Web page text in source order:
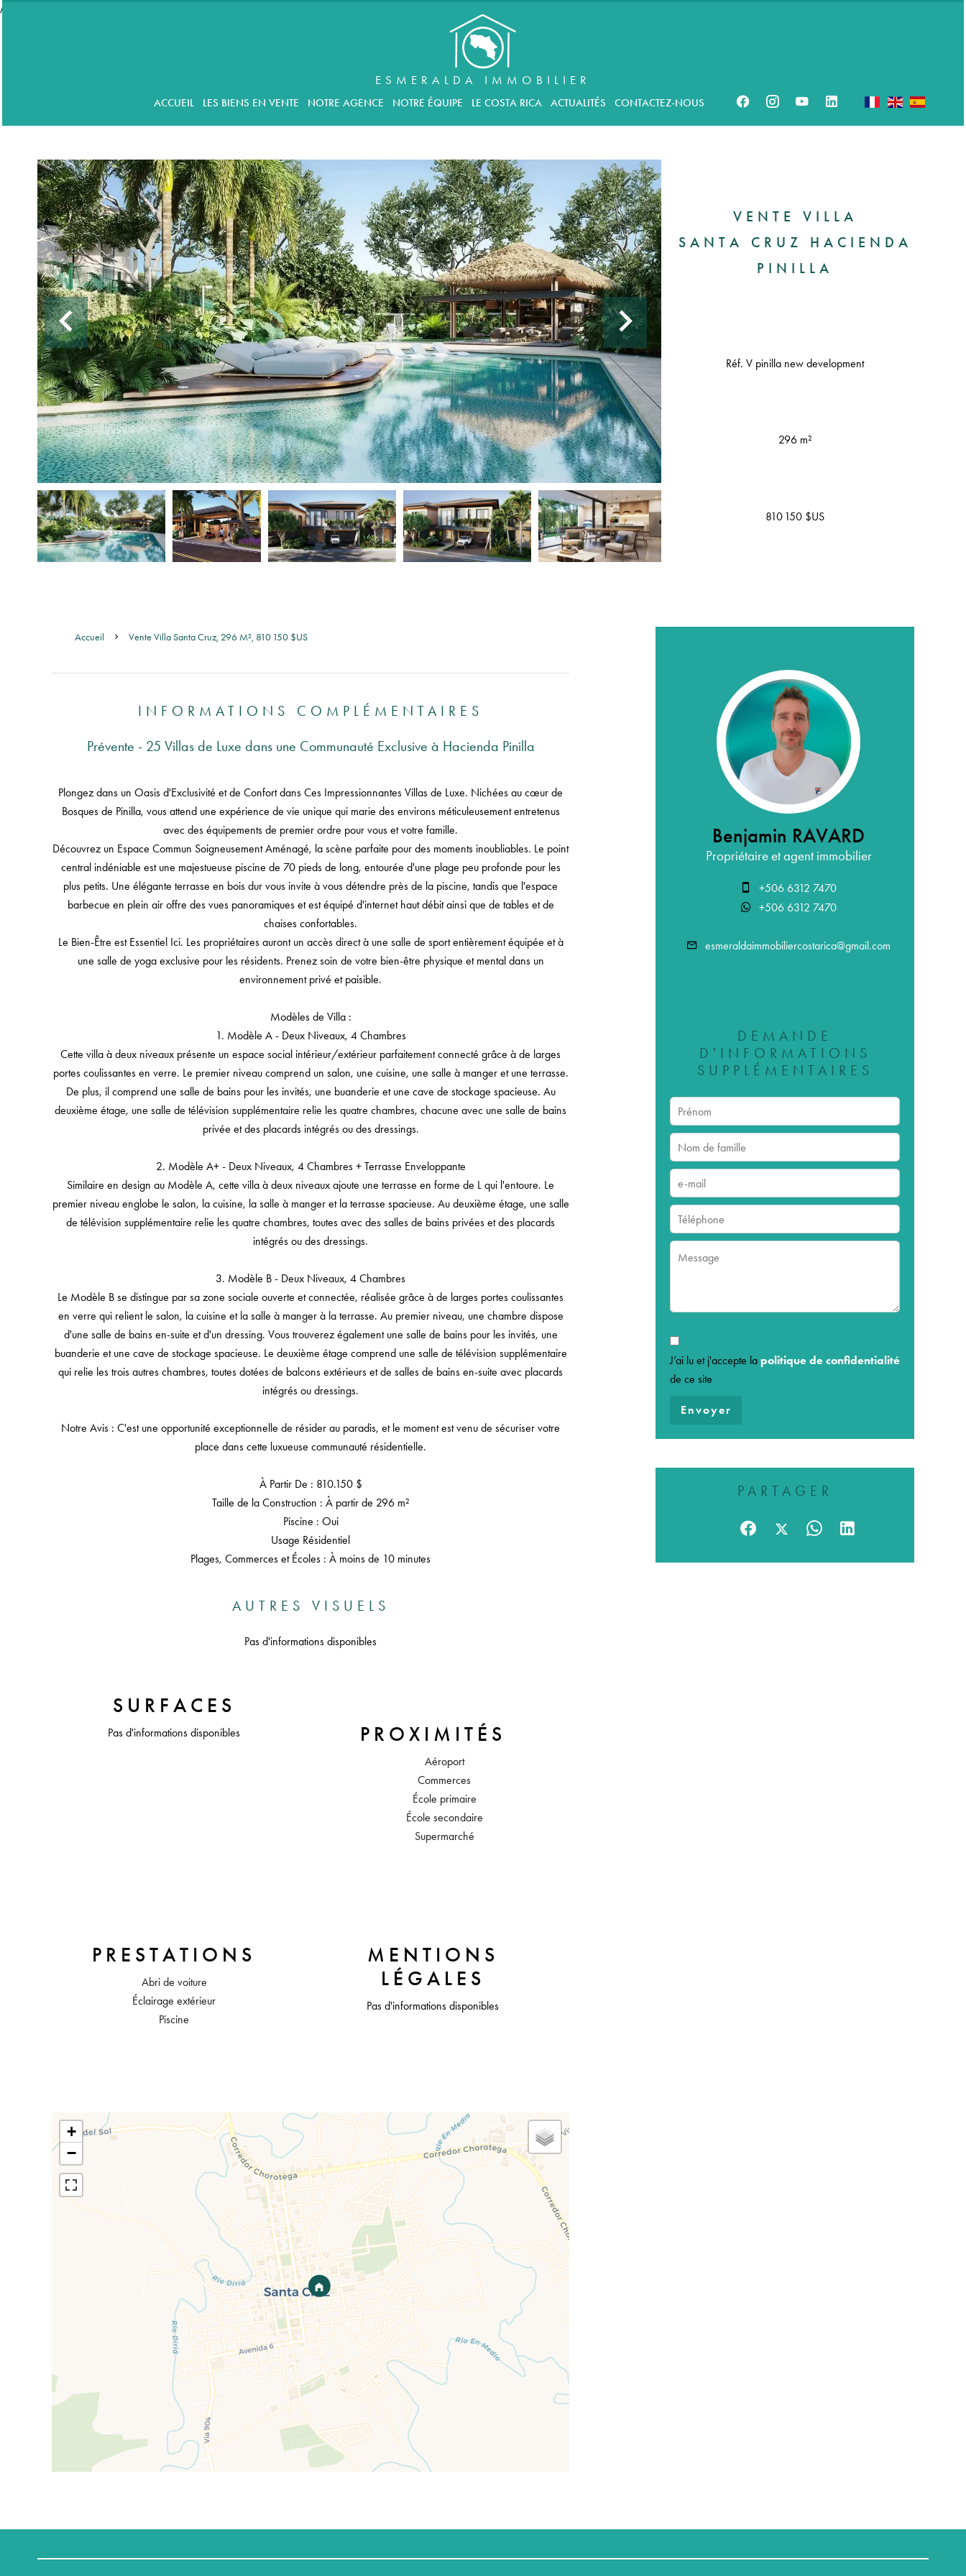
//accordeon
ESMERALDA IMMOBILIER
ACCUEIL LES BIENS EN VENTE NOTRE AGENCE NOTRE ÉQUIPE LE COSTA RICA ACTUALITÉS CONTACTEZ-NOUS
VENTE VILLA
SANTA CRUZ HACIENDA
PINILLA
Réf. V pinilla new development
296 m²
810 150 $US
Accueil Vente Villa Santa Cruz, 296 M², 810 150 $US
INFORMATIONS COMPLÉMENTAIRES
Prévente - 25 Villas de Luxe dans une Communauté Exclusive à Hacienda Pinilla
Plongez dans un Oasis d'Exclusivité et de Confort dans Ces Impressionnantes Villas de Luxe. Nichées au cœur de
Bosques de Pinilla, vous attend une expérience de vie unique qui marie des environs méticuleusement entretenus
avec des équipements de premier ordre pour vous et votre famille.
Découvrez un Espace Commun Soigneusement Aménagé, la scène parfaite pour des moments inoubliables. Le point
central indéniable est une majestueuse piscine de 70 pieds de long, entourée d'une plage peu profonde pour les
plus petits. Une élégante terrasse en bois dur vous invite à vous détendre près de la piscine, tandis que l'espace
barbecue en plein air offre des vues panoramiques et est équipé d'internet haut débit ainsi que de tables et de
chaises confortables.
Le Bien-Être est Essentiel Ici. Les propriétaires auront un accès direct à une salle de sport entièrement équipée et à
une salle de yoga exclusive pour les résidents. Prenez soin de votre bien-être physique et mental dans un
environnement privé et paisible.
Modèles de Villa :
1. Modèle A - Deux Niveaux, 4 Chambres
Cette villa à deux niveaux présente un espace social intérieur/extérieur parfaitement connecté grâce à de larges
portes coulissantes en verre. Le premier niveau comprend un salon, une cuisine, une salle à manger et une terrasse.
De plus, il comprend une salle de bains pour les invités, une buanderie et une cave de stockage spacieuse. Au
deuxième étage, une salle de télévision supplémentaire relie les quatre chambres, chacune avec une salle de bains
privée et des placards intégrés ou des dressings.
2. Modèle A+ - Deux Niveaux, 4 Chambres + Terrasse Enveloppante
Similaire en design au Modèle A, cette villa à deux niveaux ajoute une terrasse en forme de L qui l'entoure. Le
premier niveau englobe le salon, la cuisine, la salle à manger et la terrasse spacieuse. Au deuxième étage, une salle
de télévision supplémentaire relie les quatre chambres, toutes avec des salles de bains privées et des placards
intégrés ou des dressings.
3. Modèle B - Deux Niveaux, 4 Chambres
Le Modèle B se distingue par sa zone sociale ouverte et connectée, réalisée grâce à de larges portes coulissantes
en verre qui relient le salon, la cuisine et la salle à manger à la terrasse. Au premier niveau, une chambre dispose
d'une salle de bains en-suite et d'un dressing. Vous trouverez également une salle de bains pour les invités, une
buanderie et une cave de stockage spacieuse. Le deuxième étage comprend une salle de télévision supplémentaire
qui relie les trois autres chambres, toutes dotées de balcons extérieurs et de salles de bains en-suite avec placards
intégrés ou dressings.
Notre Avis : C'est une opportunité exceptionnelle de résider au paradis, et le moment est venu de sécuriser votre
place dans cette luxueuse communauté résidentielle.
À Partir De : 810.150 $
Taille de la Construction : À partir de 296 m²
Piscine : Oui
Usage Résidentiel
Plages, Commerces et Écoles : À moins de 10 minutes
AUTRES VISUELS
Pas d'informations disponibles
SURFACES
Pas d'informations disponibles PROXIMITÉS
Aéroport
Commerces
École primaire
École secondaire
Supermarché
PRESTATIONS
Abri de voiture
Éclairage extérieur
Piscine
MENTIONS
LÉGALES
Pas d'informations disponibles
+
−
Benjamin RAVARD
Propriétaire et agent immobilier
+506 6312 7470
+506 6312 7470
esmeraldaimmobiliercostarica@gmail.com
DEMANDE
D'INFORMATIONS
SUPPLÉMENTAIRES
J’ai lu et j'accepte la politique de confidentialité
de ce site
Envoyer
PARTAGER